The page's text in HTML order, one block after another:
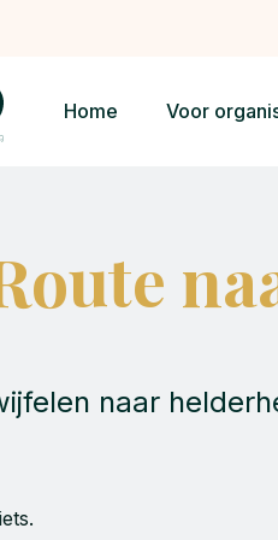
Home Voor
naar